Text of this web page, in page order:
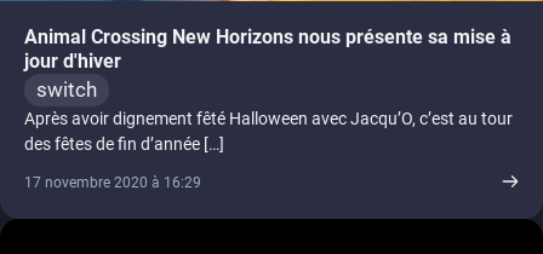
Animal Crossing New Horizons nous présente sa mise à
jour d'hiver
switch
Après avoir dignement fêté Halloween avec Jacqu’O, c’est au tour
des fêtes de fin d’année […]
17 novembre 2020 à 16:29